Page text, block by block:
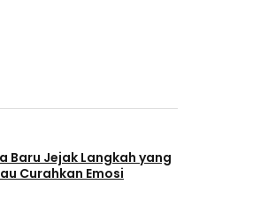
Baru Jejak Langkah yang
Curahkan Emosi